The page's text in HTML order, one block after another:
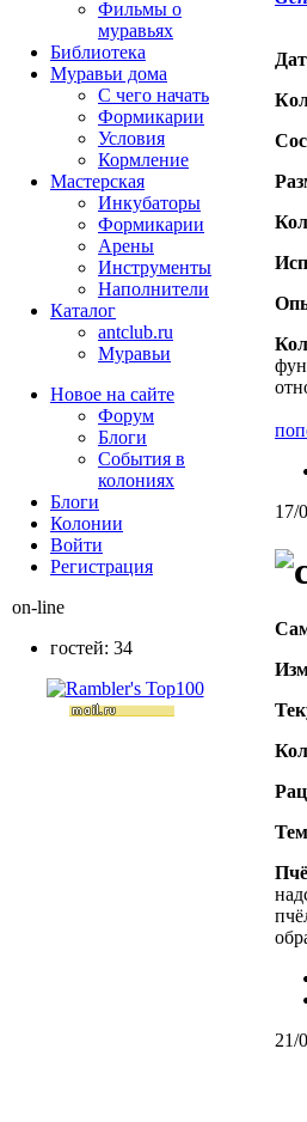
17/
21/
Фильмы о
муравьях
Библиотека
Муравьи дома
С чего начать
Формикарии
Условия
Кормление
Мастерская
Инкубаторы
Формикарии
Арены
Инструменты
Наполнители
Каталог
antclub.ru
Муравьи
Новое на сайте
Форум
Блоги
События в
колониях
Блоги
Колонии
Войти
Peгиcтpaция
on-line
гостей: 34